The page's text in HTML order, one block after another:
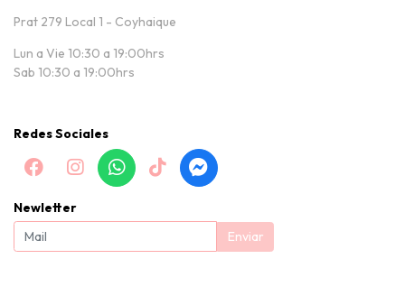
Prat 279 Local 1 - Coyhaique
Lun a Vie 10:30 a 19:00hrs
Sab 10:30 a 19:00hrs
Redes Sociales
Newletter
Enviar